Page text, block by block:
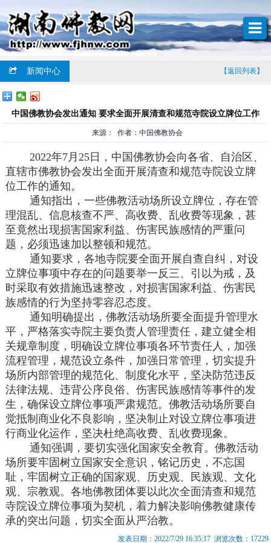
新闻中心 【返回列表】
中国佛教协会发出通知 要求全面开展清查和规范寺院设立牌位工作
来源： 作者：中国佛教协会
2022年7月25日，中国佛教协会向各省、自治区、
直辖市佛教协会发出全面开展清查和规范寺院设立牌
位工作的通知。
通知指出，一些佛教活动场所设立牌位，存在管
理混乱、信息核查不严、高收费、乱收费等现象，甚
至竟然出现损害国家利益、伤害民族感情的严重问
题，必须迅速加以整顿和规范。
通知要求，各地寺院要全面开展自查自纠，对设
立牌位事项中存在的问题要举一反三、引以为戒，及
时采取有效措施迅速整改，对损害国家利益、伤害民
族感情的行为坚持零容忍态度。
通知明确提出，佛教活动场所要全面提升管理水
平，严格落实寺院主要负责人管理责任，建立健全相
关规章制度，明确设立牌位事项各环节责任人，加强
流程管理，规范设立条件，加强日常管理，切实提升
场所内部管理的规范化、制度化水平，坚决防范违反
法律法规、违背公序良俗、伤害民族感情等事件的发
生，确保设立牌位事项严肃规范。佛教活动场所要自
觉抵制商业化不良影响，坚决制止对设立牌位事项进
行商业化运作，坚决杜绝高收费、乱收费现象。
通知强调，要切实强化国家安全教育。佛教活动
场所要牢固树立国家安全意识，铭记历史，不忘国
耻，牢固树立正确的国家观、历史观、民族观、文化
观、宗教观。各地佛教团体要以此次全面清查和规范
寺院设立牌位事项为契机，着力解决影响佛教健康传
承的突出问题，切实全面从严治教。
发表日期：2022/7/29 16:35:17 浏览次数：17229